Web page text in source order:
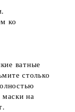
ко
ватные
столько
на